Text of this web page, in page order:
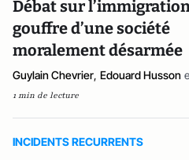
Débat sur
gouffre d’une société
moralement désarmée
Guylain Chevrier, Edouard Husson
1 min de lecture
INCIDENTS RECURRENTS